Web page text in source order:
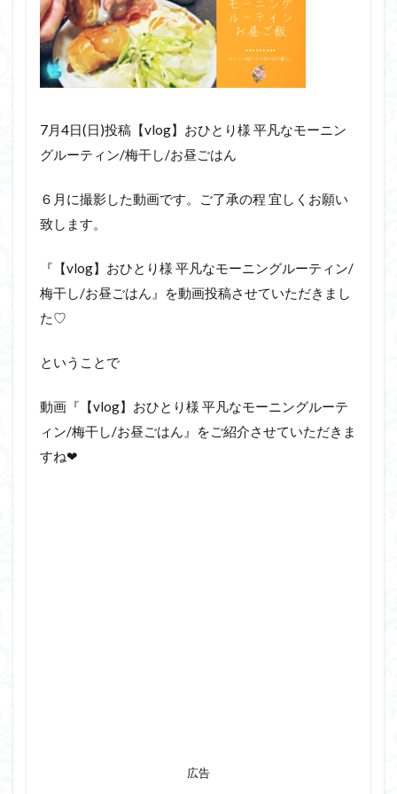
7月4日(日)投稿【vlog】おひとり様 平凡なモーニン
グルーティン/梅干し/お昼ごはん
６月に撮影した動画です。ご了承の程 宜しくお願い
致します。
『【vlog】おひとり様 平凡なモーニングルーティン/
梅干し/お昼ごはん』を動画投稿させていただきまし
た♡
ということで
動画『【vlog】おひとり様 平凡なモーニングルーテ
ィン/梅干し/お昼ごはん』をご紹介させていただきま
すね❤︎
広告